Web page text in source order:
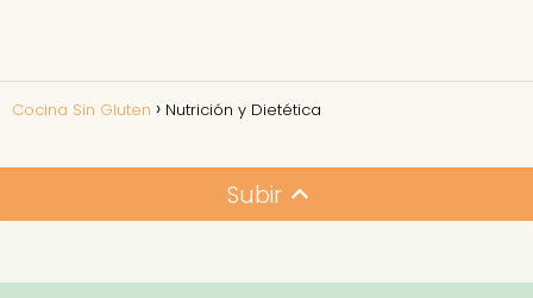
Cocina Sin Gluten Nutrición y Dietética
Subir